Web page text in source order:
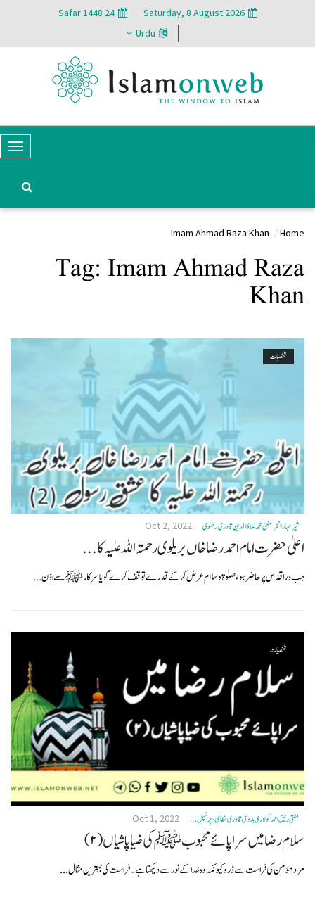
Saturday, 8 August 2026
24 Safar 1448
Urdu
T
i
o
n
Home
Imam Ahmad Raza Khan
Tag: Imam Ahmad Raza
Khan
شخصیات
شیر مہاراشٹر مفتی محمد علاؤ الدین قادری رضوی Oct 2, 2022
اعلیٰ حضرت امام احمد رضا خاں بر یلو ی رحمتہ اللہ علیہ کا...
جب در اقدس پر حا ضر ہو،صلوٰۃ وسلام عر ض کر کے قدرے توقف کر ے گو یا سر کار ﷺ سے اذن...
شخصیات
مفتی رفیق احمد کولاری ہدوی قادری نظامی- پرنسپل ... Oct 1, 2022
سلام رضا میں سراپائے محبوبﷺ کی ضیاپاشیاں (۲)
مرد مؤمن کی فراست سے ڈرو کیونکہ وہ خدا کے نور سے دیکھتا ہے۔فراست کی بہترین مثال...